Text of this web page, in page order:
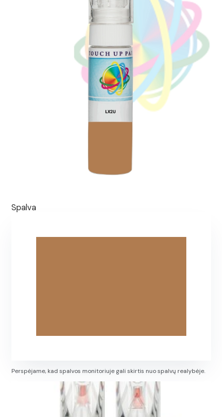
Spalva
Perspėjame, kad spalvos monitoriuje gali skirtis nuo spalvų realybėje.